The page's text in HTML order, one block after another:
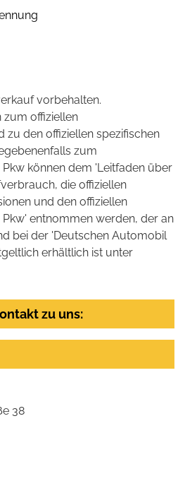
vorbehalten.
zum offiziellen
zu den offiziellen spezifischen
zum
können dem 'Leitfaden über
die offiziellen
und den offiziellen
entnommen werden, der an
bei der 'Deutschen Automobil
erhältlich ist unter
zu uns:
38